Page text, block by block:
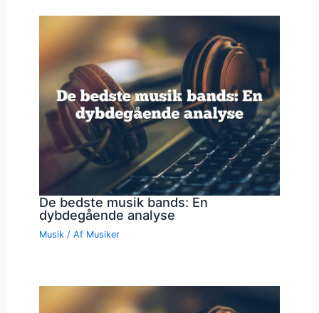
De bedste musik bands: En
dybdegående analyse
Musik / Af Musiker